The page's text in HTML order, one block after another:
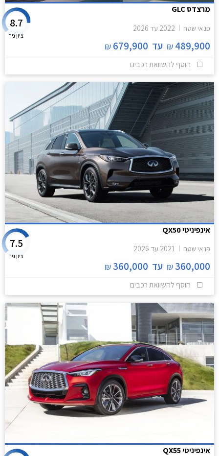
מרצדס GLC
פנאי שטח 2022 עד 2026
489,900
₪ עד 679,900
₪
8.7
ציון גיר
הוסף להשוואת רכבים
אינפיניטי QX50
פנאי שטח 2021 עד 2026
360,000
₪ עד 360,000
₪
7.5
ציון גיר
הוסף להשוואת רכבים
אינפיניטי QX55